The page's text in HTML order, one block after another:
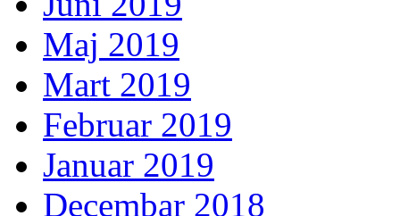
Maj 2019
Mart 2019
Februar 2019
Januar 2019
Decembar 2018